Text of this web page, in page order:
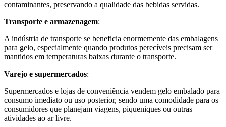
contaminantes, preservando a qualidade das bebidas servidas.
Transporte e armazenagem:
A indústria de transporte se beneficia enormemente das embalagens
para gelo, especialmente quando produtos perecíveis precisam ser
mantidos em temperaturas baixas durante o transporte.
Varejo e supermercados:
Supermercados e lojas de conveniência vendem gelo embalado para
consumo imediato ou uso posterior, sendo uma comodidade para os
consumidores que planejam viagens, piqueniques ou outras
atividades ao ar livre.